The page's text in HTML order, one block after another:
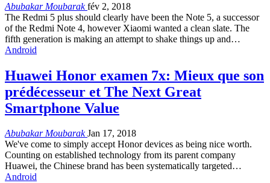
Abubakar Moubarakfév 2, 2018
The Redmi 5 plus should clearly have been the Note 5, a successor
of the Redmi Note 4, however Xiaomi wanted a clean slate. The
fifth generation is making an attempt to shake things up and…
Android
Huawei Honor examen 7x: Mieux que son
prédécesseur et The Next Great
Smartphone Value
Abubakar MoubarakJan 17, 2018
We've come to simply accept Honor devices as being nice worth.
Counting on established technology from its parent company
Huawei, the Chinese brand has been systematically targeted…
Android